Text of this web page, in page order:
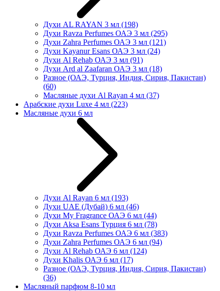
Духи AL RAYAN 3 мл (198)
Духи Ravza Perfumes ОАЭ 3 мл (295)
Духи Zahra Perfumes ОАЭ 3 мл (121)
Духи Kayanur Esans ОАЭ 3 мл (24)
Духи Al Rehab ОАЭ 3 мл (91)
Духи Ard al Zaafaran ОАЭ 3 мл (18)
Разное (ОАЭ, Турция, Индия, Сирия, Пакистан)
(60)
Масляные духи Al Rayan 4 мл (37)
Арабские духи Luxe 4 мл (223)
Масляные духи 6 мл
Духи Al Rayan 6 мл (193)
Духи UAE (Дубай) 6 мл (46)
Духи My Fragrance ОАЭ 6 мл (44)
Духи Aksa Esans Турция 6 мл (78)
Духи Ravza Perfumes ОАЭ 6 мл (383)
Духи Zahra Perfumes ОАЭ 6 мл (94)
Духи Al Rehab ОАЭ 6 мл (124)
Духи Khalis ОАЭ 6 мл (17)
Разное (ОАЭ, Турция, Индия, Сирия, Пакистан)
(36)
Масляный парфюм 8-10 мл